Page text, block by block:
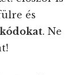
és
. Ne